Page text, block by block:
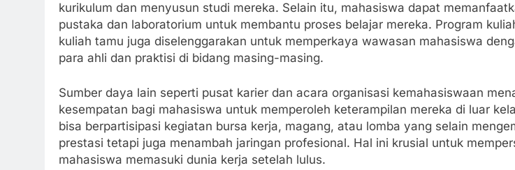
kurikulum dan menyusun studi mereka. Selain itu, mahasiswa dapat
pustaka dan laboratorium untuk membantu proses belajar mereka. Program
kuliah tamu juga diselenggarakan untuk memperkaya wawasan mahasiswa
para ahli dan praktisi di bidang masing-masing.
Sumber daya lain seperti pusat karier dan acara organisasi kemahasiswaan
kesempatan bagi mahasiswa untuk memperoleh keterampilan mereka di luar
bisa berpartisipasi kegiatan bursa kerja, magang, atau lomba yang selain
prestasi tetapi juga menambah jaringan profesional. Hal ini krusial untuk
mahasiswa memasuki dunia kerja setelah lulus.